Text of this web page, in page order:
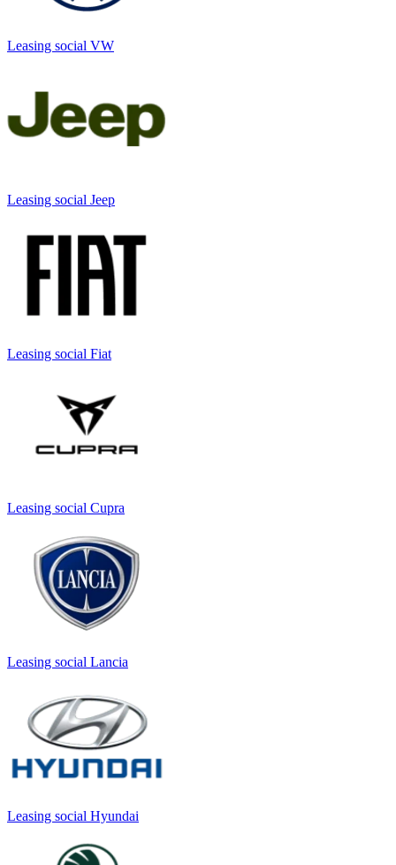
Leasing social VW
Leasing social Jeep
Leasing social Fiat
Leasing social Cupra
Leasing social Lancia
Leasing social Hyundai